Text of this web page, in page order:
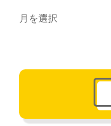
ア
ブ